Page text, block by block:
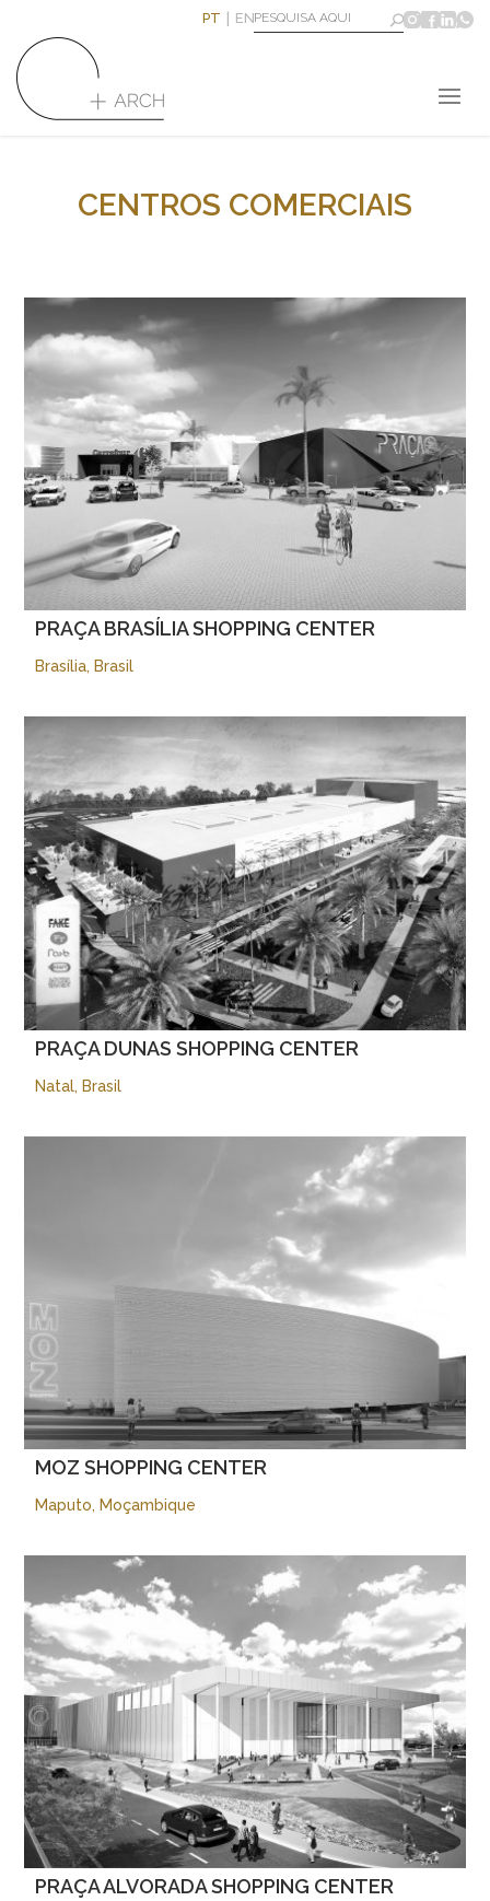
PT EN
CENTROS COMERCIAIS
PRAÇA BRASÍLIA SHOPPING CENTER
Brasília, Brasil
PRAÇA DUNAS SHOPPING CENTER
Natal, Brasil
MOZ SHOPPING CENTER
Maputo, Moçambique
PRAÇA ALVORADA SHOPPING CENTER